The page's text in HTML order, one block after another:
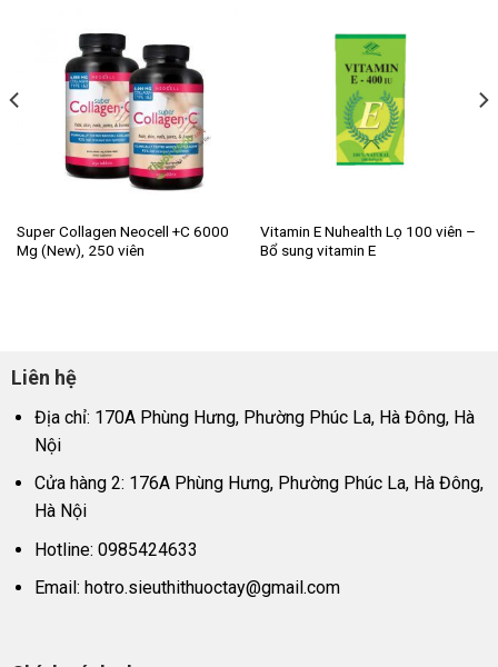
Super Collagen Neocell +C 6000
Mg (New), 250 viên
Vitamin E Nuhealth Lọ 100 viên –
Bổ sung vitamin E
Liên hệ
Địa chỉ: 170A Phùng Hưng, Phường Phúc La, Hà Đông, Hà
Nội
Cửa hàng 2: 176A Phùng Hưng, Phường Phúc La, Hà Đông,
Hà Nội
Hotline: 0985424633
Email: hotro.sieuthithuoctay@gmail.com